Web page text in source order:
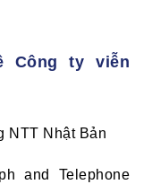
Công ty viễn
NTT Nhật Bản
and Telephone